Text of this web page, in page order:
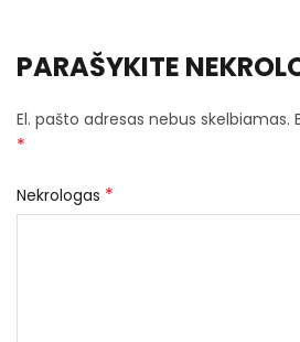
PARAŠYKITE
El. pašto adresas nebus skelbiamas.
*
Nekrologas *